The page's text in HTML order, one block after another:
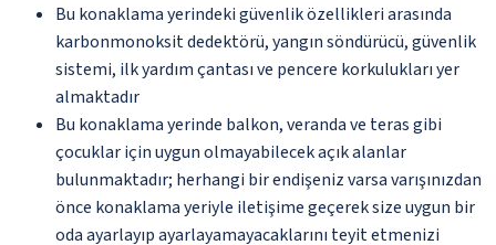
Bu konaklama yerindeki güvenlik özellikleri arasında
karbonmonoksit dedektörü, yangın söndürücü, güvenlik
sistemi, ilk yardım çantası ve pencere korkulukları yer
almaktadır
Bu konaklama yerinde balkon, veranda ve teras gibi
çocuklar için uygun olmayabilecek açık alanlar
bulunmaktadır; herhangi bir endişeniz varsa varışınızdan
önce konaklama yeriyle iletişime geçerek size uygun bir
oda ayarlayıp ayarlayamayacaklarını teyit etmenizi